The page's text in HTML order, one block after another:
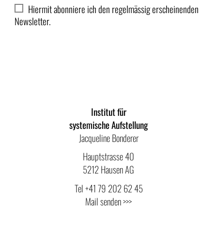
Hiermit abonniere ich den regelmässig erscheinenden
Newsletter.
Institut für
systemische Aufstellung
Jacqueline Bonderer
Hauptstrasse 40
5212 Hausen AG
Tel+41 79 202 62 45
Mail senden >>>